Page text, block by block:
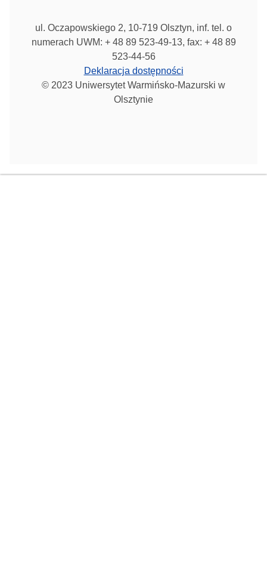
ul. Oczapowskiego 2, 10-719 Olsztyn, inf. tel. o
numerach UWM: + 48 89 523-49-13, fax: + 48 89
523-44-56
Deklaracja dostępności
© 2023 Uniwersytet Warmińsko-Mazurski w
Olsztynie